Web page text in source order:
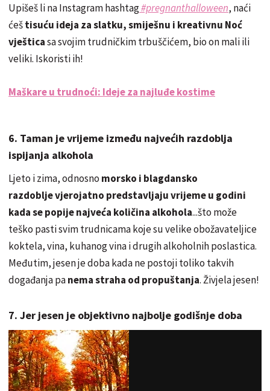
Upišeš li na Instagram hashtag#pregnanthalloween, naći
ćeštisuću ideja za slatku, smiješnu i kreativnu Noć
vješticasa svojim trudničkim trbuščićem, bio on mali ili
veliki. Iskoristi ih!
Maškare u trudnoći: Ideje za najluđe kostime
6. Taman je vrijeme između najvećih razdoblja
ispijanja alkohola
Ljeto i zima, odnosno morsko i blagdansko
razdoblje vjerojatno predstavljaju vrijeme u godini
kada se popije najveća količina alkohola...što može
teško pasti svim trudnicama koje su velike obožavateljice
koktela, vina, kuhanog vina i drugih alkoholnih poslastica.
Međutim, jesen je doba kada ne postoji toliko takvih
događanja panema straha od propuštanja. Živjela jesen!
7. Jer jesen je objektivno najbolje godišnje doba